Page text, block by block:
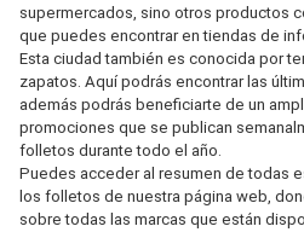
supermercados, sino otros productos
que puedes encontrar en tiendas de
Esta ciudad también es conocida por
zapatos. Aquí podrás encontrar las
además podrás beneficiarte de un
promociones que se publican
folletos durante todo el año.
Puedes acceder al resumen de todas
los folletos de nuestra página web,
sobre todas las marcas que están